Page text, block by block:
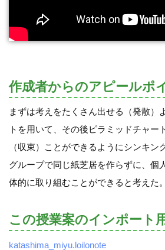
作成者からのアピールポ
まずは考えをたくさん出せる（発散）
トを用いて、その後ピラミッドチャー
（収束）ことができるようにシンキン
グループで同じ紙芝居を作らずに、個
体的に取り組むことができると考えた。
この授業案のインポート
katashima_miyu.loilonote